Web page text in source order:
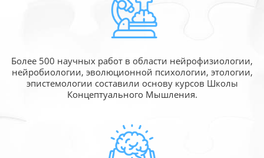
Более 500 научных работ в области нейрофизиологии,
нейробиологии, эволюционной психологии, этологии,
эпистемологии составили основу курсов Школы
Концептуального Мышления.